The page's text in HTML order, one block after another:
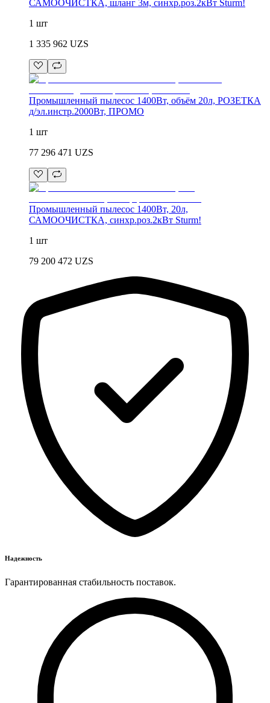
САМООЧИСТКА, шланг 3м, синхр.роз.2кВт Sturm!
1 шт
1 335 962 UZS
Промышленный пылесос 1400Вт, объём 20л, РОЗЕТКА
д/эл.инстр.2000Вт, ПРОМО
1 шт
77 296 471 UZS
Промышленный пылесос 1400Вт, 20л,
САМООЧИСТКА, синхр.роз.2кВт Sturm!
1 шт
79 200 472 UZS
Надежность
Гарантированная стабильность поставок.